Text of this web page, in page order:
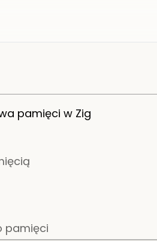
pamięci w Zig
pamięci